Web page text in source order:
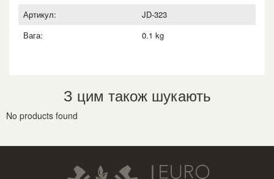
Артикул:
JD-323
Вага:
0.1 kg
З цим також шукають
No products found